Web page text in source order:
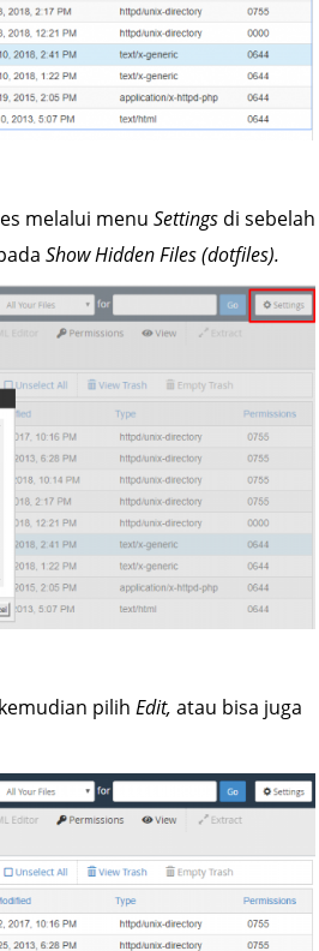
melalui menu Settings di sebelah
Show Hidden Files (dotfiles).
pilih Edit, atau bisa juga